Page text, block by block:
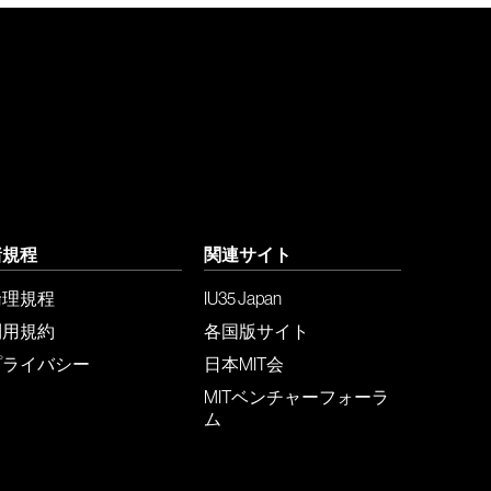
程
規程
規約
イバシー
関連サイト
IU35 Japan
各国版サイト
日本MIT会
MITベンチャーフォーラ
ム